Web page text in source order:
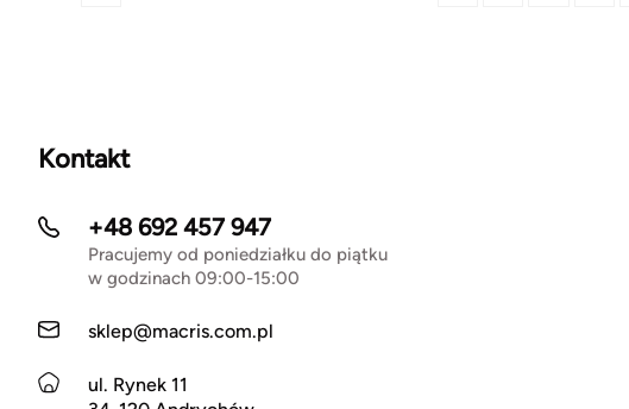
Kontakt
+48 692 457 947
Pracujemy od poniedziałku do piątku
w godzinach 09:00-15:00
sklep@macris.com.pl
ul. Rynek 11